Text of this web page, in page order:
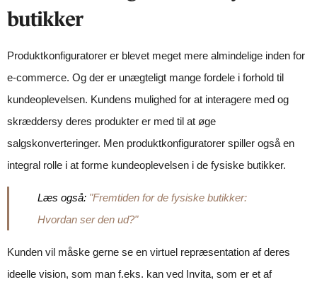
butikker
Produktkonfiguratorer er blevet meget mere almindelige inden for
e-commerce. Og der er unægteligt mange fordele i forhold til
kundeoplevelsen. Kundens mulighed for at interagere med og
skræddersy deres produkter er med til at øge
salgskonverteringer. Men produktkonfiguratorer spiller også en
integral rolle i at forme kundeoplevelsen i de fysiske butikker.
Læs også: "Fremtiden for de fysiske butikker:
Hvordan ser den ud?"
Kunden vil måske gerne se en virtuel repræsentation af deres
ideelle vision, som man f.eks. kan ved Invita, som er et af